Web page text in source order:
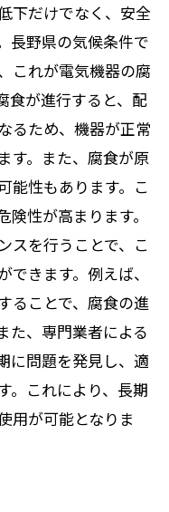
下だけでなく、安全
長野県の気候条件で
これが電気機器の腐
食が進行すると、配
るため、機器が正常
す。また、腐食が原
能性もあります。こ
性が高まります。
スを行うことで、こ
きます。例えば、
ることで、腐食の進
た、専門業者による
に問題を発見し、適
。これにより、長期
用が可能となりま